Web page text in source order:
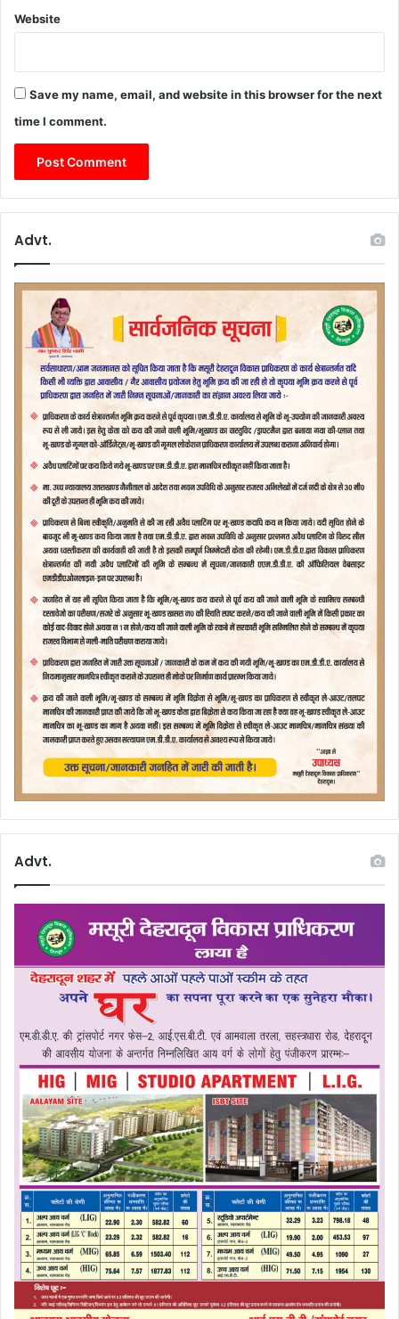
दो
र
अं
त
गि
र
फ्ता
Website
Save my name, email, and website in this browser for the next
time I comment.
Advt.
Advt.